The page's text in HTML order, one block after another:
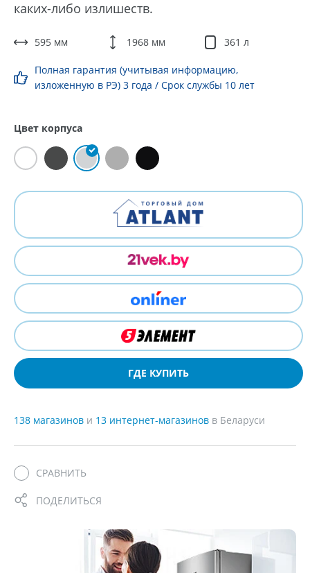
каких-либо излишеств.
595 мм 1968 мм 361 л
Полная гарантия (учитывая информацию,
изложенную в РЭ) 3 года / Срок службы 10 лет
Цвет корпуса
ГДЕ КУПИТЬ
138 магазинов и 13 интернет-магазинов в Беларуси
СРАВНИТЬ
ПОДЕЛИТЬСЯ